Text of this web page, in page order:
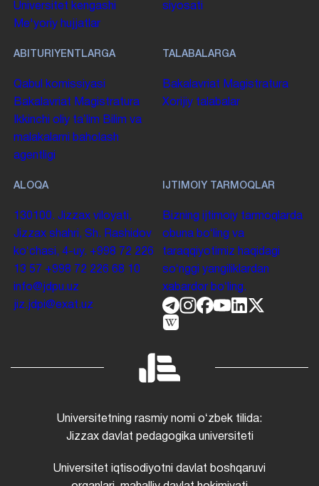
Universitet kengashi
Me'yoriy hujjatlar
siyosati
ABITURIYENTLARGA
Qabul komissiyasi
Bakalavriat Magistratura
Ikkinchi oliy taʼlim Bilim va
malakalarni baholash
agentligi
TALABALARGA
Bakalavriat Magistratura
Xorijiy talabalar
ALOQA
130100. Jizzax viloyati,
Jizzax shahri, Sh. Rashidov
koʻchasi, 4-uy. +998 72 226
13 57 +998 72 226 68 10
info@jdpu.uz
jiz.jdpi@exat.uz
IJTIMOIY TARMOQLAR
Bizning ijtimoiy tarmoqlarda
obuna boʻling va
taraqqiyotimiz haqidagi
soʻnggi yangiliklardan
xabardor boʻling.
Universitetning rasmiy nomi oʻzbek tilida:
Jizzax davlat pedagogika universiteti
Universitet iqtisodiyotni davlat boshqaruvi